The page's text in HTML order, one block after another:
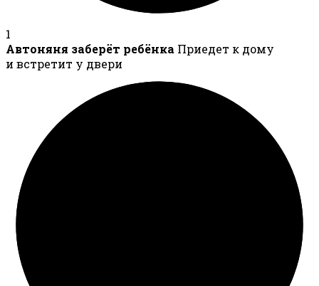
1
Автоняня заберёт ребёнка Приедет к дому
и встретит у двери